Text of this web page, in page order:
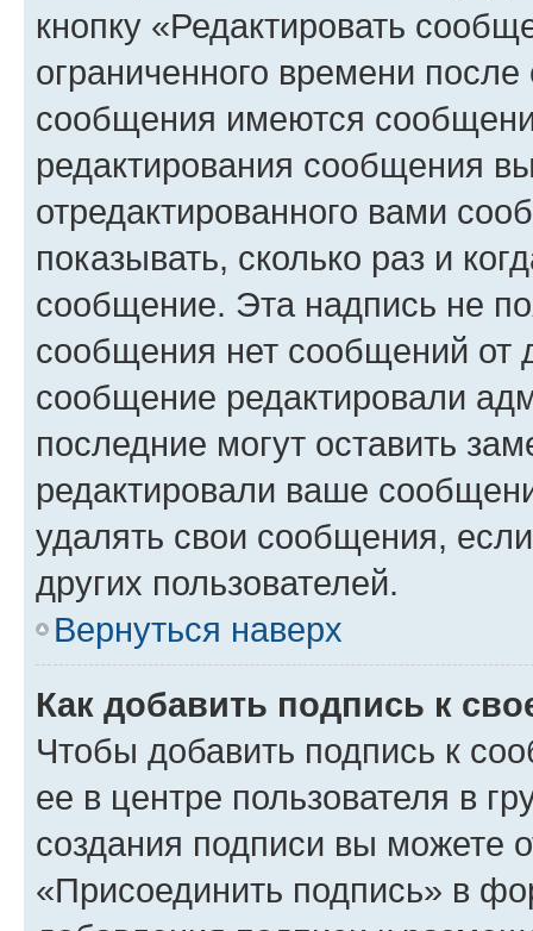
кнопку «Редактировать
ограниченного времени
сообщения имеются
редактирования сообщения
отредактированного вами
показывать, сколько раз и
сообщение. Эта надпись не
сообщения нет сообщений от
сообщение редактировали
последние могут оставить
редактировали ваше
удалять свои сообщения,
других пользователей.
Вернуться наверх
Как добавить подпись к
Чтобы добавить подпись к
ее в центре пользователя в
создания подписи вы можете
«Присоединить подпись» в